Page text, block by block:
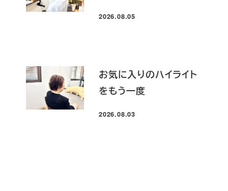
投稿日
2026.08.05
お気に入りのハイライト
をもう一度
投稿日
2026.08.03